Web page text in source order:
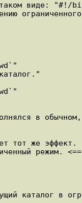
таком виде: "#!/
в
же эффект.
режим.
каталог в